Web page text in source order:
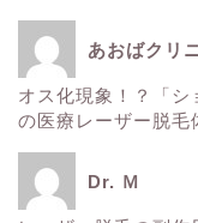
あおばクリ
オス化現象！？「
の医療レーザー脱毛
Dr. Ｍ